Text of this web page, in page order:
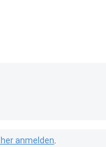
anmelden